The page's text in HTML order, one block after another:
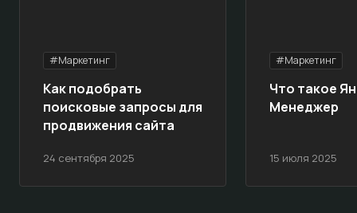
#Маркетинг
24 сентября 2025
Как подобрать
поисковые запросы для
продвижения сайта
#Маркетинг
15 июля 2025
Что такое
Менеджер